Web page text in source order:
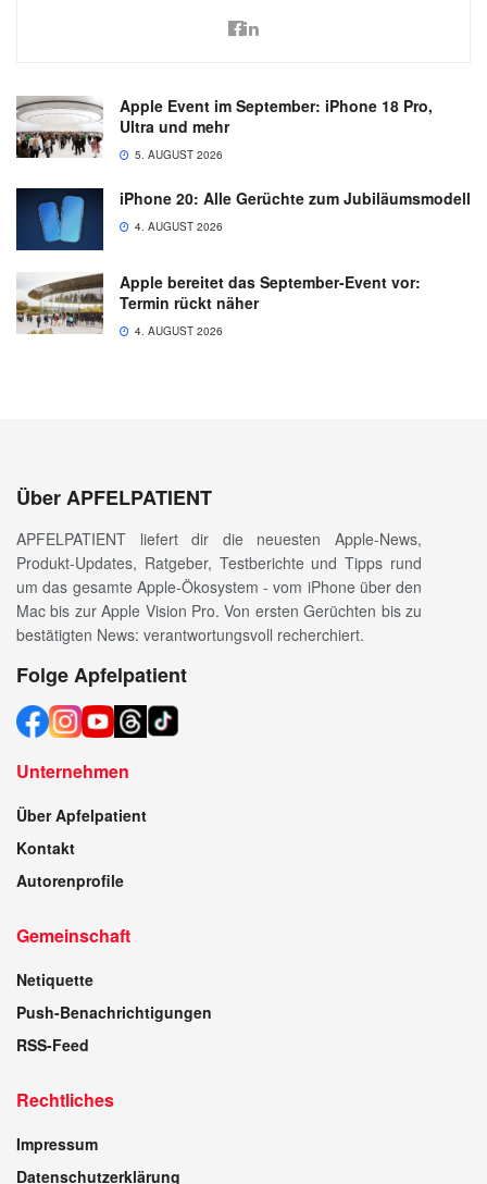
Apple Event im September: iPhone 18 Pro,
Ultra und mehr
5. AUGUST 2026
iPhone 20: Alle Gerüchte zum Jubiläumsmodell
4. AUGUST 2026
Apple bereitet das September-Event vor:
Termin rückt näher
4. AUGUST 2026
Über APFELPATIENT
APFELPATIENT liefert dir die neuesten Apple-News,
Produkt-Updates, Ratgeber, Testberichte und Tipps rund
um das gesamte Apple-Ökosystem - vom iPhone über den
Mac bis zur Apple Vision Pro. Von ersten Gerüchten bis zu
bestätigten News: verantwortungsvoll recherchiert.
Folge Apfelpatient
Unternehmen
Über Apfelpatient
Kontakt
Autorenprofile
Gemeinschaft
Netiquette
Push-Benachrichtigungen
RSS-Feed
Rechtliches
Impressum
Datenschutzerklärung